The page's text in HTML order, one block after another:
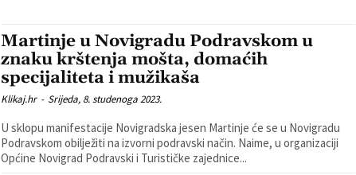
Martinje u Novigradu Podravskom u
znaku krštenja mošta, domaćih
specijaliteta i mužikaša
Klikaj.hr - Srijeda, 8. studenoga 2023.
U sklopu manifestacije Novigradska jesen Martinje će se u Novigradu
Podravskom obilježiti na izvorni podravski način. Naime, u organizaciji
Općine Novigrad Podravski i Turističke zajednice...